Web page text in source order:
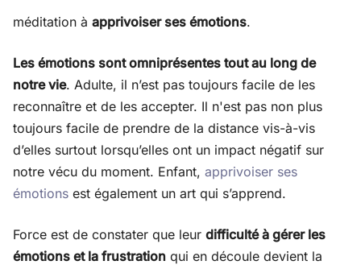
méditation à apprivoiser ses émotions.
Les émotions sont omniprésentes tout au long de
notre vie. Adulte, il n’est pas toujours facile de les
reconnaître et de les accepter. Il n'est pas non plus
toujours facile de prendre de la distance vis-à-vis
d’elles surtout lorsqu’elles ont un impact négatif sur
notre vécu du moment. Enfant, apprivoiser ses
émotions est également un art qui s’apprend.
Force est de constater que leur difficulté à gérer les
émotions et la frustration qui en découle devient la